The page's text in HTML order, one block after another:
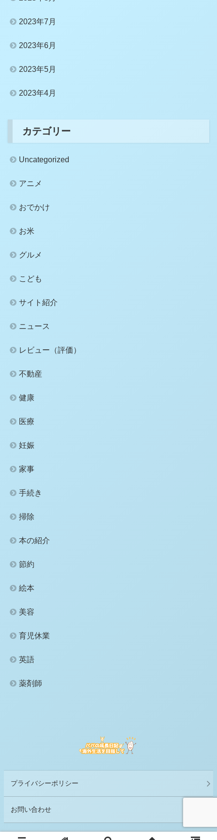
2023年7月
2023年6月
2023年5月
2023年4月
カテゴリー
Uncategorized
アニメ
おでかけ
お米
グルメ
こども
サイト紹介
ニュース
レビュー（評価）
不動産
健康
医療
妊娠
家事
手続き
掃除
本の紹介
節約
絵本
美容
育児休業
英語
薬剤師
プライバシーポリシー
お問い合わせ